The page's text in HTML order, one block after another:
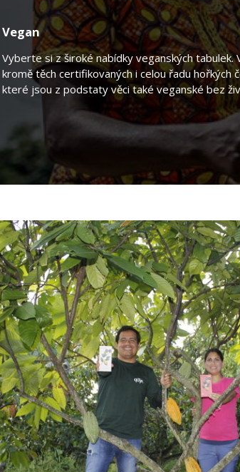
Vegan
Vyberte si z široké nabídky veganských tabulek.
kromě těch certifikovaných i celou řadu hořkých
které jsou z podstaty věci také veganské bez